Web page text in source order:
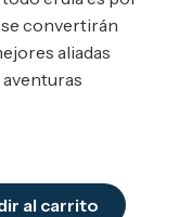
convertirán
aliadas
al carrito